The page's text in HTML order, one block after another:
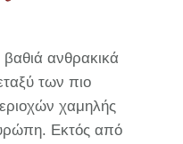
ανθρακικά
των πιο
χαμηλής
Εκτός από